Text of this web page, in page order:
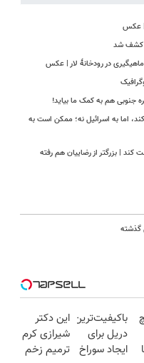
| عکس
کشف شد
در رودخانۀ لار | عکس
جنوبی هم به کمک ما بیاید!
اما به اسرائیل نه؛ ممکن است به
کند | بزرگتر از رضاییان هم رفته
گذشته
باکیفیت‌ترین
دریل برای
ایجاد سوراخ
این دکتر
شیرازی کرم
ترمیم زخم